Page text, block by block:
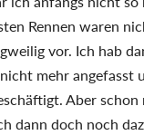
Rennen waren
vor. Ich hab
mehr angefasst
Aber
dann doch noch